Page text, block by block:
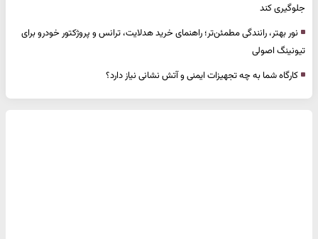
جلوگیری کند
نور بهتر، رانندگی مطمئن‌تر؛ راهنمای خرید هدلایت، ترانس و پروژکتور خودرو برای
تیونینگ اصولی
کارگاه شما به چه تجهیزات ایمنی و آتش نشانی نیاز دارد؟